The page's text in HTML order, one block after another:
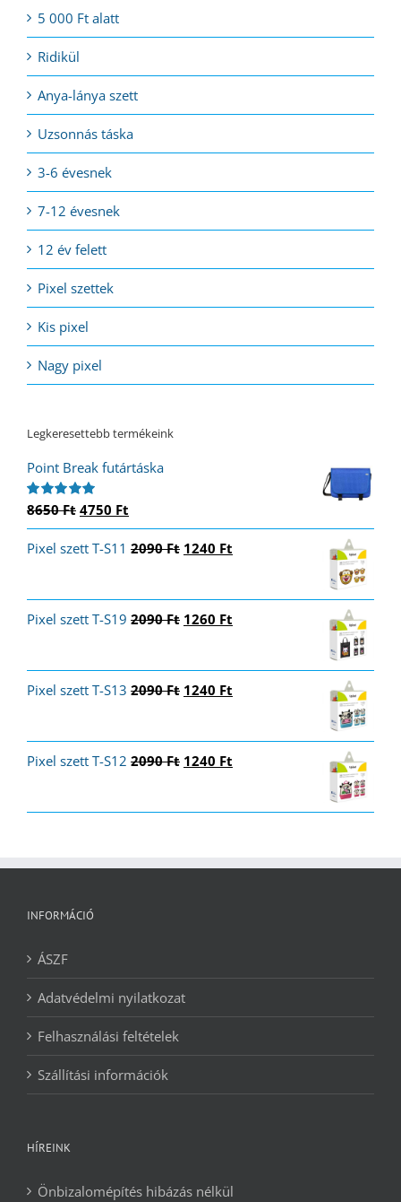
5 000 Ft alatt
Ridikül
Anya-lánya szett
Uzsonnás táska
3-6 évesnek
7-12 évesnek
12 év felett
Pixel szettek
Kis pixel
Nagy pixel
Legkeresettebb termékeink
Point Break futártáska
Értékelés:
8650Ft Original
price
was:
4750 Ft
price
is:
Pixel szett T-S11 2090Ft Original
1240 Ft
Pixel szett T-S19 2090Ft Original
1260 Ft
Pixel szett T-S13 2090Ft Original
1240 Ft
Pixel szett T-S12 2090Ft Original
1240 Ft
INFORMÁCIÓ
ÁSZF
Adatvédelmi nyilatkozat
Felhasználási feltételek
Szállítási információk
HÍREINK
Önbizalomépítés hibázás nélkül